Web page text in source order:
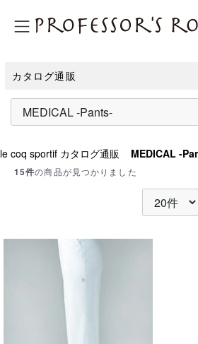
プロフェッサーズラウンド
カタログ通販
le coq sportif カタログ通販 MEDICAL -
15件の商品が見つかりました